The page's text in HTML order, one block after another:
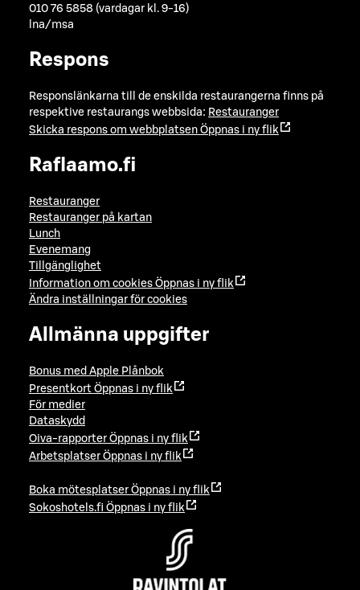
010 76 5858 (vardagar kl. 9-16)
lna/msa
Respons
Responslänkarna till de enskilda restaurangerna finns på
respektive restaurangs webbsida: Restauranger
Skicka respons om webbplatsen Öppnas i ny flik
Raflaamo.fi
Restauranger
Restauranger på kartan
Lunch
Evenemang
Tillgänglighet
Information om cookies Öppnas i ny flik
Ändra inställningar för cookies
Allmänna uppgifter
Bonus med Apple Plånbok
Presentkort Öppnas i ny flik
För medier
Dataskydd
Oiva-rapporter Öppnas i ny flik
Arbetsplatser Öppnas i ny flik
Boka mötesplatser Öppnas i ny flik
Sokoshotels.fi Öppnas i ny flik